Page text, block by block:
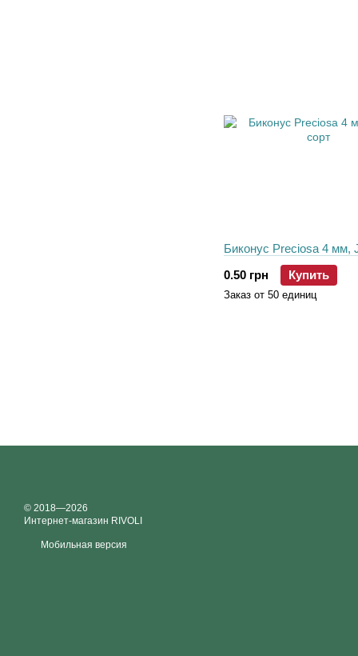
Биконус Preciosa 4 мм,
0.50 грн
Купить
Заказ от 50 единиц
© 2018—2026
Интернет-магазин RIVOLI
Мобильная версия